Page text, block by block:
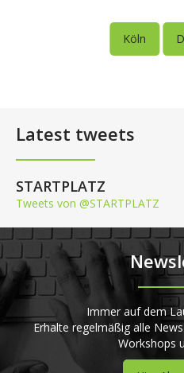
Köln
Latest tweets
STARTPLATZ
Tweets von @STARTPLATZ
Immer auf dem
Erhalte regelmäßig alle
Workshops